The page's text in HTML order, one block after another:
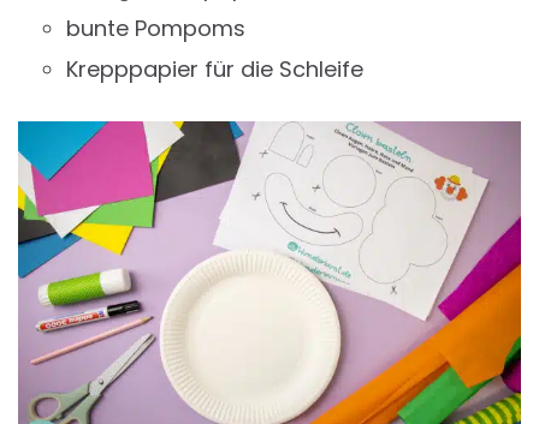
bunte Pompoms
Krepppapier für die Schleife